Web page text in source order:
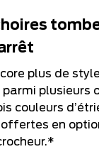
plus de
parmi plusieurs
couleurs
en